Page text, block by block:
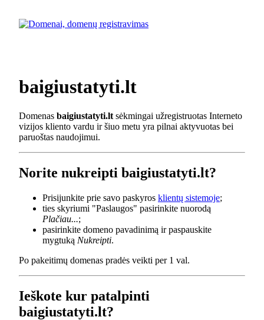
baigiustatyti.lt
Domenas baigiustatyti.lt sėkmingai užregistruotas Interneto
vizijos kliento vardu ir šiuo metu yra pilnai aktyvuotas bei
paruoštas naudojimui.
Norite nukreipti baigiustatyti.lt?
Prisijunkite prie savo paskyros klientų sistemoje;
ties skyriumi "Paslaugos" pasirinkite nuorodą
Plačiau...;
pasirinkite domeno pavadinimą ir paspauskite
mygtuką Nukreipti.
Po pakeitimų domenas pradės veikti per 1 val.
Ieškote kur patalpinti
baigiustatyti.lt?